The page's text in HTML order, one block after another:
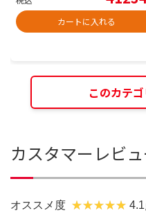
カートに入れる
このカテ
カスタマーレビ
オススメ度